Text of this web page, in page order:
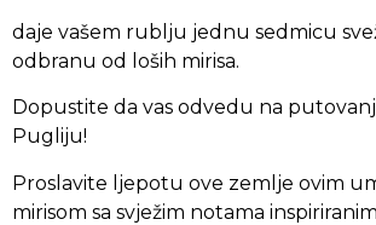
daje vašem rublju jednu sedmicu
odbranu od loših mirisa.
Dopustite da vas odvedu na
Pugliju!
Proslavite ljepotu ove zemlje ovim
mirisom sa svježim notama